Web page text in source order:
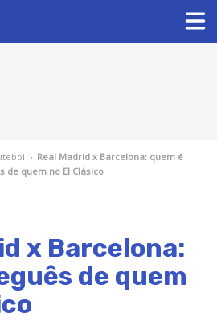
› Real Madrid x Barcelona: quem é
de quem no El Clásico
x Barcelona:
de quem